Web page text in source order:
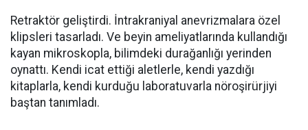
Retraktör geliştirdi. İntrakraniyal anevrizmalara özel
klipsleri tasarladı. Ve beyin ameliyatlarında kullandığı
kayan mikroskopla, bilimdeki durağanlığı yerinden
oynattı. Kendi icat ettiği aletlerle, kendi yazdığı
kitaplarla, kendi kurduğu laboratuvarla nöroşirürjiyi
baştan tanımladı.